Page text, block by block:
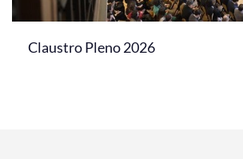
Claustro Pleno 2026